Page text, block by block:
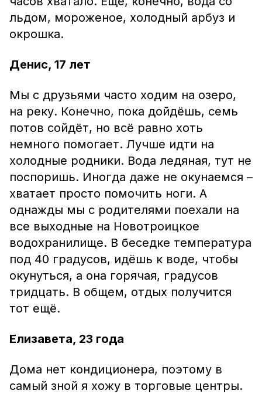
льдом, мороженое, холодный арбуз и
окрошка.
Денис, 17 лет
Мы с друзьями часто ходим на озеро,
на реку. Конечно, пока дойдёшь, семь
потов сойдёт, но всё равно хоть
немного помогает. Лучше идти на
холодные родники. Вода ледяная, тут не
поспоришь. Иногда даже не окунаемся –
хватает просто помочить ноги. А
однажды мы с родителями поехали на
все выходные на Новотроицкое
водохранилище. В беседке температура
под 40 градусов, идёшь к воде, чтобы
окунуться, а она горячая, градусов
тридцать. В общем, отдых получится
тот ещё.
Елизавета, 23 года
Дома нет кондиционера, поэтому в
самый зной я хожу в торговые центры.